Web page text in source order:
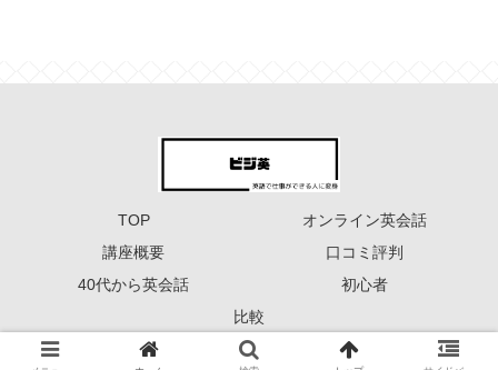
TOP
オンライン英会話
講座概要
口コミ評判
40代から英会話
初心者
比較
Copyright © 2023 ーーー ビジ英 ーーー All Rights Reserved.